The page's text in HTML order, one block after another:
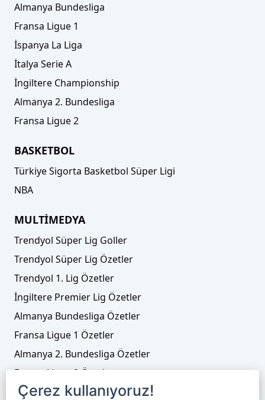
Almanya Bundesliga
Fransa Ligue 1
İspanya La Liga
İtalya Serie A
İngiltere Championship
Almanya 2. Bundesliga
Fransa Ligue 2
BASKETBOL
Türkiye Sigorta Basketbol Süper Ligi
NBA
MULTİMEDYA
Trendyol Süper Lig Goller
Trendyol Süper Lig Özetler
Trendyol 1. Lig Özetler
İngiltere Premier Lig Özetler
Almanya Bundesliga Özetler
Fransa Ligue 1 Özetler
Almanya 2. Bundesliga Özetler
Fransa Ligue 2 Özetler
Tenis
Çerez kullanıyoruz!